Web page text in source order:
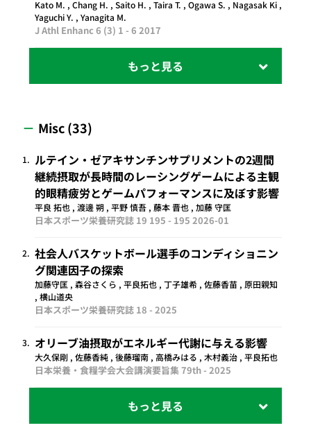
Kato M. , Chang H. , Saito H. , Taira T. , Ogawa S. , Nagasak Ki ,
Yaguchi Y. , Yanagita M.
J Athl Enhanc 6 (3) 1 - 6 2017
Misc (33)
1. ルテイン・ゼアキサンチンサプリメントの2週間
継続摂取が長時間のレーシングゲームによる主観
的眼精疲労とゲームパフォーマンスに及ぼす影響
平良 拓也 , 渡邊 朔 , 平野 慎吾 , 藤本 晋也 , 加藤 守匡
日本スポーツ栄養研究誌 19 195 - 195 2026-01
2. 社会人バスケットボール選手のコンディショニン
グ関連因子の探索
加藤守匡 , 森谷さくら , 平良拓也 , 丁子雄希 , 佐藤香苗 , 原田親知
, 横山道央
日本スポーツ栄養研究誌 18 - 2025
3. オリーブ油摂取がエネルギー代謝に与える影響
大久保剛 , 佐藤香純 , 後藤瑠南 , 高橋みはる , 木村義治 , 平良拓也
日本栄養・食糧学会大会講演要旨集 79th - 2025